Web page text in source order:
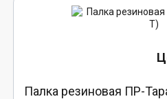
Палка резиновая ПР-